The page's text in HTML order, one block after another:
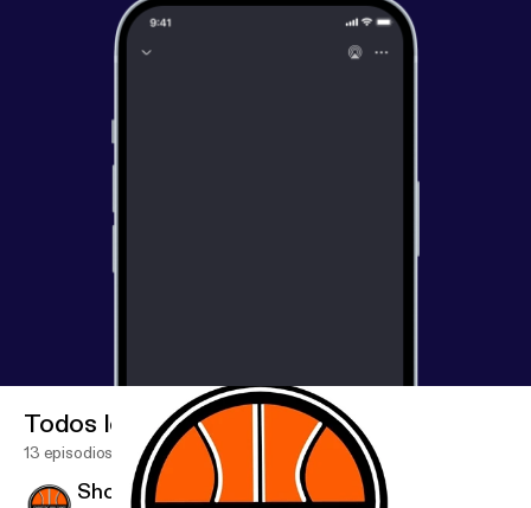
Todos los episodios
13 episodios
Shooters Gon Shoot: Episode 16